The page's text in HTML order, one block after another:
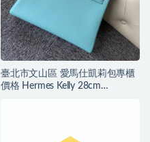
臺北市文山區 愛馬仕凱莉包專櫃
價格 Hermes Kelly 28cm